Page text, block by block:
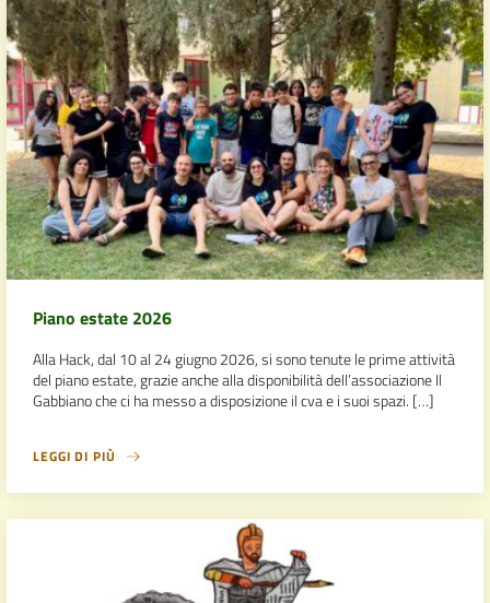
Piano estate 2026
Alla Hack, dal 10 al 24 giugno 2026, si sono tenute le prime attività
del piano estate, grazie anche alla disponibilità dell’associazione Il
Gabbiano che ci ha messo a disposizione il cva e i suoi spazi. […]
LEGGI DI PIÙ